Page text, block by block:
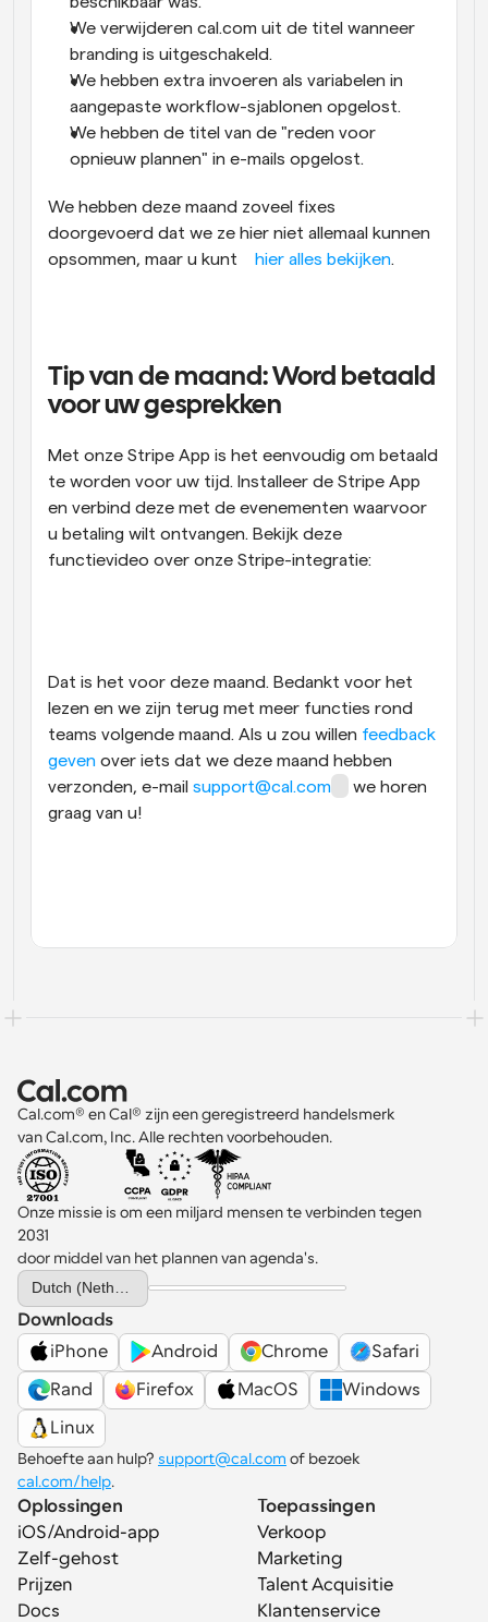
We verwijderen cal.com uit de titel wanneer
branding is uitgeschakeld.
We hebben extra invoeren als variabelen in
aangepaste workflow-sjablonen opgelost.
We hebben de titel van de "reden voor
opnieuw plannen" in e-mails opgelost.
We hebben deze maand zoveel fixes
doorgevoerd dat we ze hier niet allemaal kunnen
opsommen, maar u kunt
hier alles bekijken.
Tip van de maand: Word betaald
voor uw gesprekken
Met onze Stripe App is het eenvoudig om betaald
te worden voor uw tijd. Installeer de Stripe App
en verbind deze met de evenementen waarvoor
u betaling wilt ontvangen. Bekijk deze
functievideo over onze Stripe-integratie:
Dat is het voor deze maand. Bedankt voor het
lezen en we zijn terug met meer functies rond
teams volgende maand. Als u zou willen feedback
geven over iets dat we deze maand hebben
verzonden, e-mail support@cal.com
we horen
graag van u!
Cal.com® en Cal® zijn een geregistreerd handelsmerk
van Cal.com, Inc. Alle rechten voorbehouden.
Onze missie is om een miljard mensen te verbinden tegen
2031
door middel van het plannen van agenda's.
Select Language
Dutch (Netherlands)
Downloads
iPhone
Android Chrome
Safari
Rand
Firefox MacOS
Windows
Linux
Behoefte aan hulp? support@cal.com
cal.com/help.
Oplossingen
iOS/Android-app
Zelf-gehost
Prijzen
Docs
Toepassingen
Verkoop
Marketing
Talent Acquisitie
Klantenservice